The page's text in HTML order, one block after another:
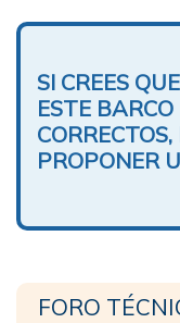
SI CREES
ESTE
PROPONER
FORO